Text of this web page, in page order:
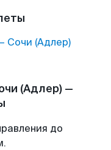
Сочи (Адлер)
(Адлер) —
до